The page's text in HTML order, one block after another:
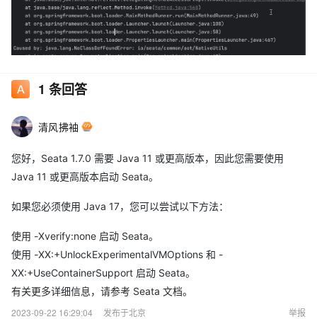
1 条回答
清风拂袖
您好，Seata 1.7.0 需要 Java 11 或更高版本，因此您需要使用
Java 11 或更高版本启动 Seata。
如果您必须使用 Java 17，您可以尝试以下方法：
使用 -Xverify:none 启动 Seata。
使用 -XX:+UnlockExperimentalVMOptions 和 -
XX:+UseContainerSupport 启动 Seata。
有关更多详细信息，请参考 Seata 文档。
2023-09-22 16:29:04
发布于北京 举报